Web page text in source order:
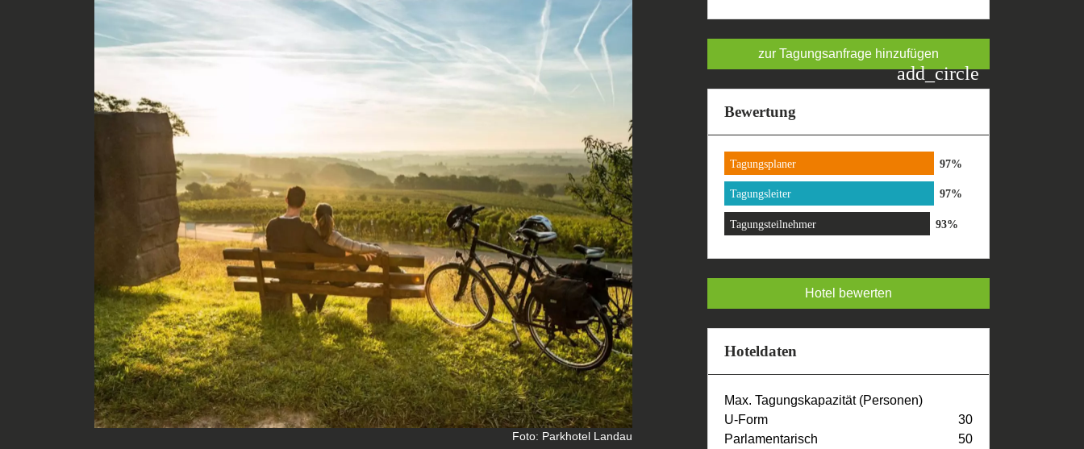
Foto: Parkhotel Landau
zur Tagungsanfrage hinzufügen
add_circle
Bewertung
Tagungsplaner
Tagungsleiter
Tagungsteilnehmer
Hotel bewerten
Hoteldaten
Max. Tagungskapazität (Personen)
U-Form
30
Parlamentarisch
50